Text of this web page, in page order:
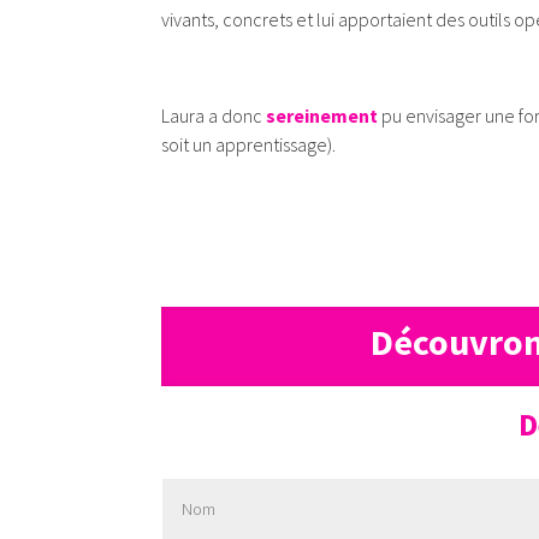
vivants, concrets et lui apportaient des outils
Laura a doncsereinement pu envisager une
soit un apprentissage).